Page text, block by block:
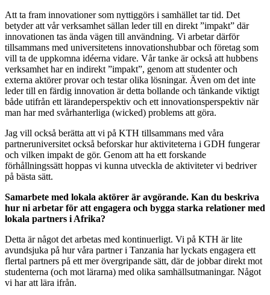
Att ta fram innovationer som nyttiggörs i samhället tar tid. Det
betyder att vår verksamhet sällan leder till en direkt ”impakt” där
innovationen tas ända vägen till användning. Vi arbetar därför
tillsammans med universitetens innovationshubbar och företag som
vill ta de uppkomna idéerna vidare. Vår tanke är också att hubbens
verksamhet har en indirekt ”impakt”, genom att studenter och
externa aktörer provar och testar olika lösningar. Även om det inte
leder till en färdig innovation är detta bollande och tänkande viktigt
både utifrån ett lärandeperspektiv och ett innovationsperspektiv när
man har med svårhanterliga (wicked) problems att göra.
Jag vill också berätta att vi på KTH tillsammans med våra
partneruniversitet också beforskar hur aktiviteterna i GDH fungerar
och vilken impakt de gör. Genom att ha ett forskande
förhållningssätt hoppas vi kunna utveckla de aktiviteter vi bedriver
på bästa sätt.
Samarbete med lokala aktörer är avgörande. Kan du beskriva
hur ni arbetar för att engagera och bygga starka relationer med
lokala partners i Afrika?
Detta är något det arbetas med kontinuerligt. Vi på KTH är lite
avundsjuka på hur våra partner i Tanzania har lyckats engagera ett
flertal partners på ett mer övergripande sätt, där de jobbar direkt mot
studenterna (och mot lärarna) med olika samhällsutmaningar. Något
vi har att lära ifrån.